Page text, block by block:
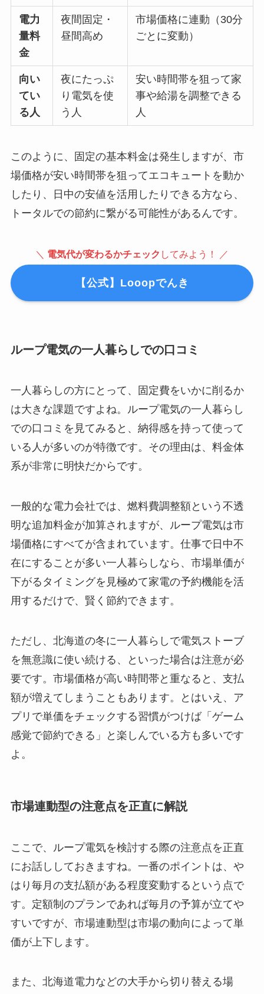
電力
量料
金
夜間固定・
昼間高め
市場価格に連動（30分
ごとに変動）
向い
てい
る人
夜にたっぷ
り電気を使
う人
安い時間帯を狙って家
事や給湯を調整できる
人
このように、固定の基本料金は発生しますが、市
場価格が安い時間帯を狙ってエコキュートを動か
したり、日中の安値を活用したりできる方なら、
トータルでの節約に繋がる可能性があるんです。
＼ 電気代が変わるかチェック してみよう！ ／
【公式】Looopでんき
ループ電気の一人暮らしでの口コミ
一人暮らしの方にとって、固定費をいかに削るか
は大きな課題ですよね。ループ電気の一人暮らし
での口コミを見てみると、納得感を持って使って
いる人が多いのが特徴です。その理由は、料金体
系が非常に明快だからです。
一般的な電力会社では、燃料費調整額という不透
明な追加料金が加算されますが、ループ電気は市
場価格にすべてが含まれています。仕事で日中不
在にすることが多い一人暮らしなら、市場単価が
下がるタイミングを見極めて家電の予約機能を活
用するだけで、賢く節約できます。
ただし、北海道の冬に一人暮らしで電気ストーブ
を無意識に使い続ける、といった場合は注意が必
要です。市場価格が高い時間帯と重なると、支払
額が増えてしまうこともあります。とはいえ、ア
プリで単価をチェックする習慣がつけば「ゲーム
感覚で節約できる」と楽しんでいる方も多いです
よ。
市場連動型の注意点を正直に解説
ここで、ループ電気を検討する際の注意点を正直
にお話ししておきますね。一番のポイントは、や
はり毎月の支払額がある程度変動するという点で
す。定額制のプランであれば毎月の予算が立てや
すいですが、市場連動型は市場の動向によって単
価が上下します。
また、北海道電力などの大手から切り替える場